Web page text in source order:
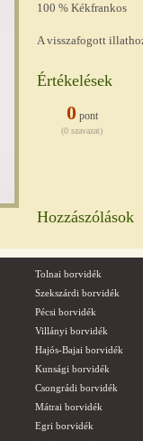
100 % Kékfrankos
A visszafogott
Értékelések
0pont
(0 szavazat)
Hozzászólások
Tolnai borvidék
Szekszárdi borvidék
Pécsi borvidék
Villányi borvidék
Hajós-Bajai borvidék
Kunsági borvidék
Csongrádi borvidék
Mátrai borvidék
Egri borvidék